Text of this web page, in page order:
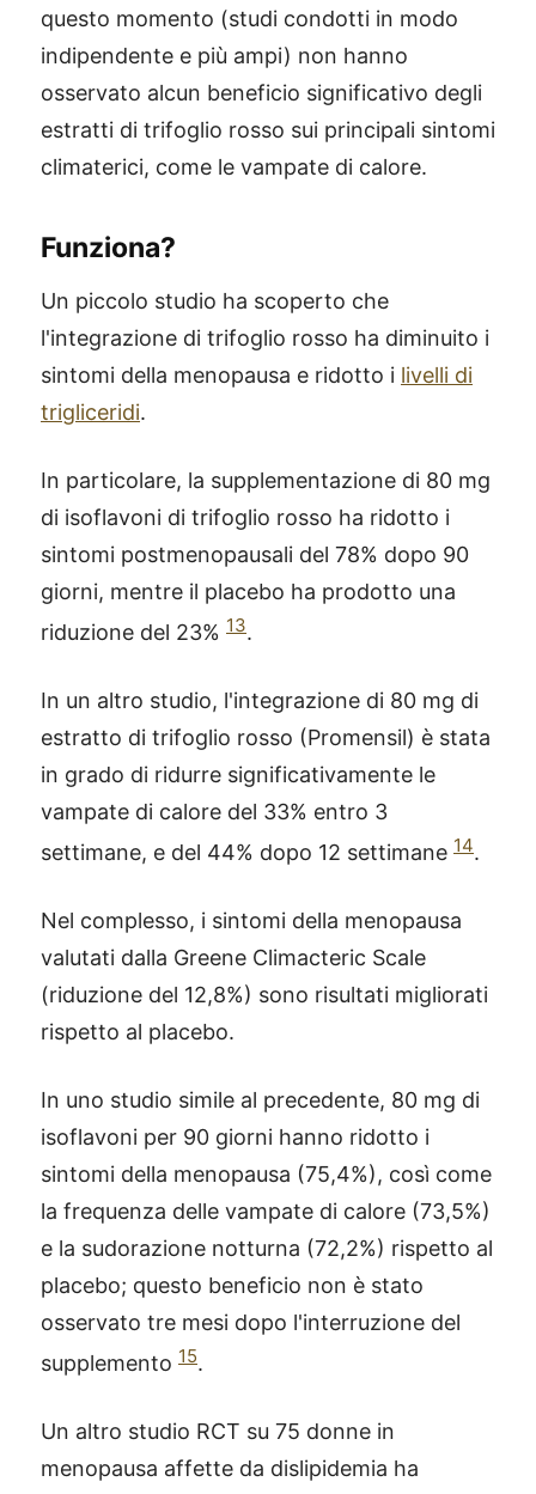
questo momento (studi condotti in modo
indipendente e più ampi) non hanno
osservato alcun beneficio significativo degli
estratti di trifoglio rosso sui principali sintomi
climaterici, come le vampate di calore.
Funziona?
Un piccolo studio ha scoperto che
l'integrazione di trifoglio rosso ha diminuito i
sintomi della menopausa e ridotto i livelli di
trigliceridi.
In particolare, la supplementazione di 80 mg
di isoflavoni di trifoglio rosso ha ridotto i
sintomi postmenopausali del 78% dopo 90
giorni, mentre il placebo ha prodotto una
riduzione del 23% 13.
In un altro studio, l'integrazione di 80 mg di
estratto di trifoglio rosso (Promensil) è stata
in grado di ridurre significativamente le
vampate di calore del 33% entro 3
settimane, e del 44% dopo 12 settimane 14.
Nel complesso, i sintomi della menopausa
valutati dalla Greene Climacteric Scale
(riduzione del 12,8%) sono risultati migliorati
rispetto al placebo.
In uno studio simile al precedente, 80 mg di
isoflavoni per 90 giorni hanno ridotto i
sintomi della menopausa (75,4%), così come
la frequenza delle vampate di calore (73,5%)
e la sudorazione notturna (72,2%) rispetto al
placebo; questo beneficio non è stato
osservato tre mesi dopo l'interruzione del
supplemento 15.
Un altro studio RCT su 75 donne in
menopausa affette da dislipidemia ha